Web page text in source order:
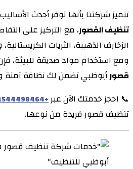
تتميز شركتنا بأنها توفر أحدث
تنظيف القصور، مع التركيز على
الزخارف الذهبية، الثريات
ومع استخدام مواد صديقة للبيئة،
قصورأبوظبي تضمن لك نظافة آمنة
📞 احجز خدمتك الآن عبر+971544498464
تنظيف قصور فريدة من نوعها.